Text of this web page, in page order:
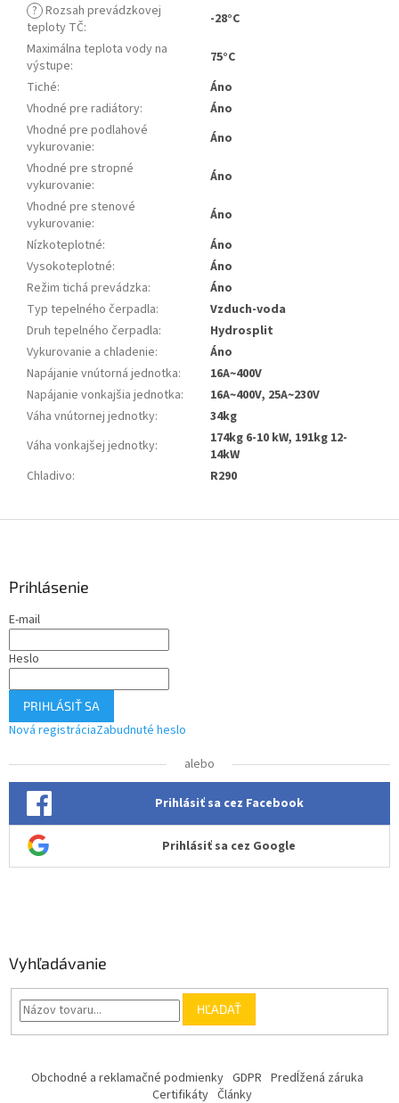
? Rozsah prevádzkovej
teploty TČ:
-28°C
Maximálna teplota vody na
výstupe:
75°C
Tiché:
Áno
Vhodné pre radiátory:
Áno
Vhodné pre podlahové
vykurovanie:
Áno
Vhodné pre stropné
vykurovanie:
Áno
Vhodné pre stenové
vykurovanie:
Áno
Nízkoteplotné:
Áno
Vysokoteplotné:
Áno
Režim tichá prevádzka:
Áno
Typ tepelného čerpadla:
Vzduch-voda
Druh tepelného čerpadla:
Hydrosplit
Vykurovanie a chladenie:
Áno
Napájanie vnútorná jednotka:
16A~400V
Napájanie vonkajšia jednotka:
16A~400V, 25A~230V
Váha vnútornej jednotky:
34kg
Váha vonkajšej jednotky:
174kg 6-10 kW, 191kg 12-
14kW
Chladivo: R290
Prihlásenie
E-mail
Heslo
PRIHLÁSIŤ SA
Nová registráciaZabudnuté heslo
alebo
Prihlásiť sa cez Facebook
Prihlásiť sa cez Google
Vyhľadávanie
HĽADAŤ
Obchodné a reklamačné podmienky GDPR Predĺžená záruka
Certifikáty Články